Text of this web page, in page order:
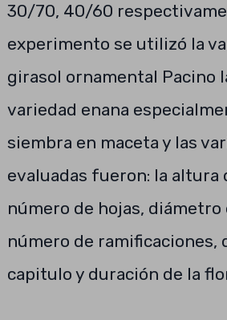
30/70, 40/60
experimento se utilizó la
girasol ornamental Pacino
variedad enana
siembra en maceta y las
evaluadas fueron: la altura
número de hojas, diámetro
número de ramificaciones,
capitulo y duración de la